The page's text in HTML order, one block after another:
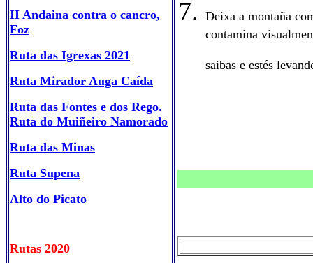
II Andaina contra o cancro,
Foz
Ruta das Igrexas 2021
Ruta Mirador Auga Caída
Ruta das Fontes e dos Rego.
Ruta do Muiñeiro Namorado
Ruta das Minas
Ruta Supena
Alto do Picato
Rutas 2020
Deixa a montaña
contamina
saibas e estés